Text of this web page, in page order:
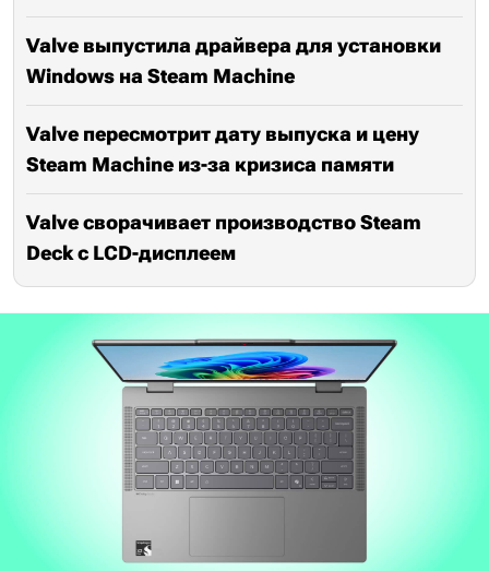
Valve выпустила драйвера для установки
Windows на Steam Machine
Valve пересмотрит дату выпуска и цену
Steam Machine из-за кризиса памяти
Valve сворачивает производство Steam
Deck с LCD-дисплеем